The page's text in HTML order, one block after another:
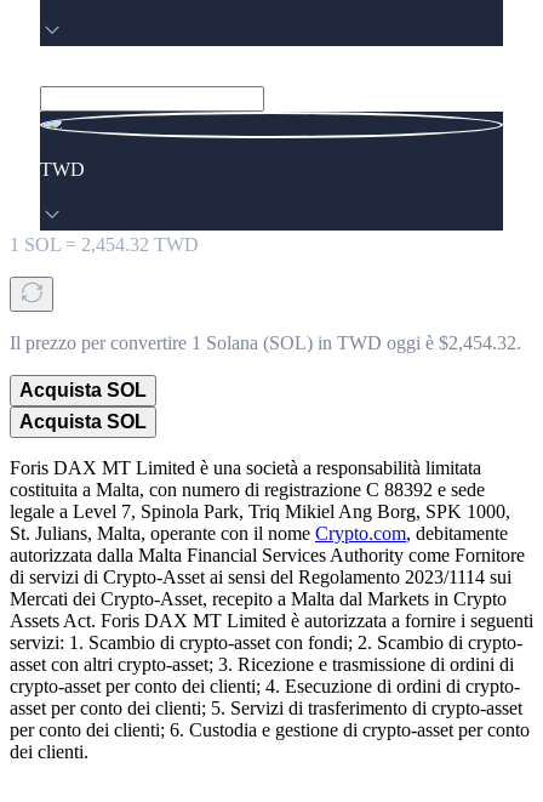
TWD
1 SOL = 2,454.32 TWD
Il prezzo per convertire 1 Solana (SOL) in TWD oggi è $2,454.32.
Acquista SOL
Acquista SOL
Foris DAX MT Limited è una società a responsabilità limitata
costituita a Malta, con numero di registrazione C 88392 e sede
legale a Level 7, Spinola Park, Triq Mikiel Ang Borg, SPK 1000,
St. Julians, Malta, operante con il nome Crypto.com, debitamente
autorizzata dalla Malta Financial Services Authority come Fornitore
di servizi di Crypto-Asset ai sensi del Regolamento 2023/1114 sui
Mercati dei Crypto-Asset, recepito a Malta dal Markets in Crypto
Assets Act. Foris DAX MT Limited è autorizzata a fornire i seguenti
servizi: 1. Scambio di crypto-asset con fondi; 2. Scambio di crypto-
asset con altri crypto-asset; 3. Ricezione e trasmissione di ordini di
crypto-asset per conto dei clienti; 4. Esecuzione di ordini di crypto-
asset per conto dei clienti; 5. Servizi di trasferimento di crypto-asset
per conto dei clienti; 6. Custodia e gestione di crypto-asset per conto
dei clienti.